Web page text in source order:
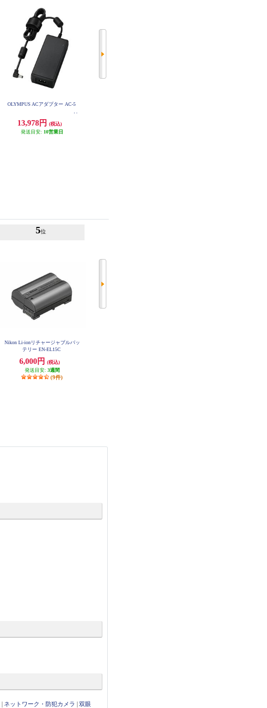
OLYMPUS ACアダプター AC-5
13,978円
(税込)
発送目安: 10営業日
5位
Nikon Li-ionリチャージャブルバッ
テリー EN-EL15C
6,000円
(税込)
発送目安: 3週間
(9件)
ネットワーク・防犯カメラ |双眼